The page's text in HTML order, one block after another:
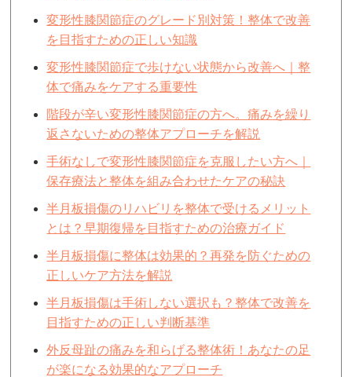
変形性膝関節症のグレード別対策！整体で改善
を目指すための正しい知識
変形性膝関節症で歩けない状態から改善へ｜整
体で痛みをケアする重要性
階段が辛い変形性膝関節症の方へ。痛みを繰り
返さないための整体アプローチを解説
手術なしで変形性膝関節症を克服したい方へ｜
保存療法と整体を組み合わせたケアの秘訣
半月板損傷のリハビリを整体で受けるメリット
とは？早期復帰を目指すための治療ガイド
半月板損傷に整体は効果的？再発を防ぐための
正しいケア方法を解説
半月板損傷は手術しない選択も？整体で改善を
目指すための正しい判断基準
外反母趾の痛みを和らげる整体術！あなたの足
が楽になる効果的なアプローチ